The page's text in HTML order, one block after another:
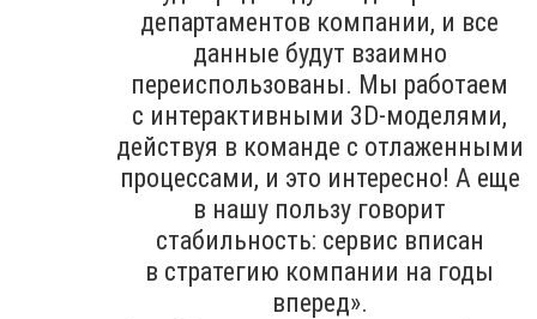
департаментов компании, и все
данные будут взаимно
переиспользованы. Мы работаем
с интерактивными 3D-моделями,
действуя в команде с отлаженными
процессами, и это интересно! А еще
в нашу пользу говорит
стабильность: сервис вписан
в стратегию компании на годы
вперед».